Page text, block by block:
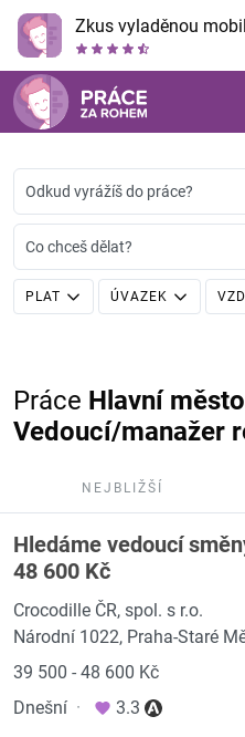
Zkus vyladěnou
Odkud vyrážíš do práce?
Co chceš dělat?
PLAT ÚVAZEK
Práce Hlavní
Vedoucí/manažer
NEJBLIŽŠÍ
Hledáme vedoucí
48 600 Kč
Crocodille ČR, spol. s r.o.
Národní 1022, Praha-Staré
39 500 - 48 600 Kč
Dnešní · 3.3